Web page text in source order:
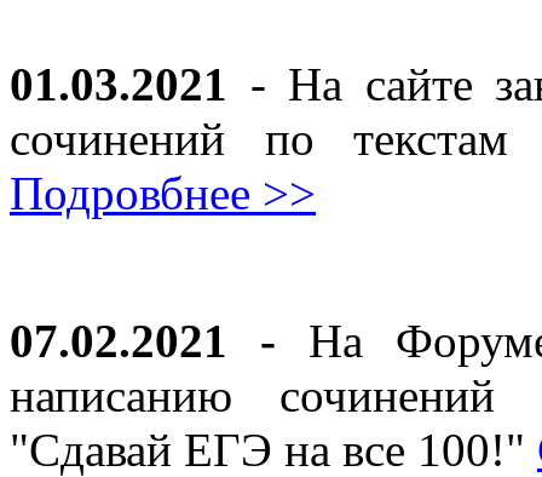
01.03.2021 - На сайте
сочинений по
Подровбнее >>
07.02.2021 - На
написанию
"Сдавай ЕГЭ на все 100!"